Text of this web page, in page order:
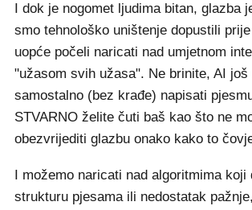
I dok je nogomet ljudima bitan, glazba
smo tehnološko uništenje dopustili
uopće počeli naricati nad umjetnom
"užasom svih užasa". Ne brinite, AI
samostalno (bez krađe) napisati
STVARNO želite čuti baš kao što ne
obezvrijediti glazbu onako kako to
I možemo naricati nad algoritmima koji
strukturu pjesama ili nedostatak